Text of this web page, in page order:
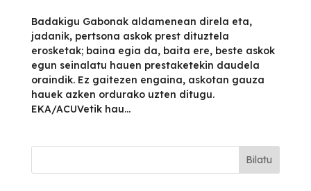
Badakigu Gabonak aldamenean direla eta,
jadanik, pertsona askok prest dituztela
erosketak; baina egia da, baita ere, beste askok
egun seinalatu hauen prestaketekin daudela
oraindik. Ez gaitezen engaina, askotan gauza
hauek azken ordurako uzten ditugu.
EKA/ACUVetik hau...
Bilatu